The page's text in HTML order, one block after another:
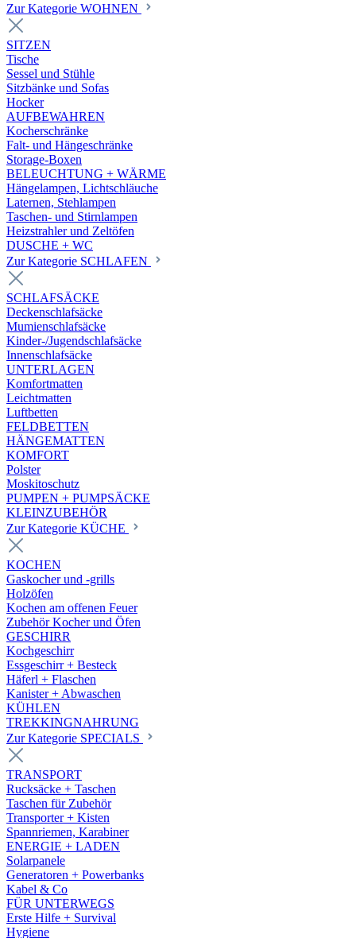
Zur Kategorie WOHNEN
SITZEN
Tische
Sessel und Stühle
Sitzbänke und Sofas
Hocker
AUFBEWAHREN
Kocherschränke
Falt- und Hängeschränke
Storage-Boxen
BELEUCHTUNG + WÄRME
Hängelampen, Lichtschläuche
Laternen, Stehlampen
Taschen- und Stirnlampen
Heizstrahler und Zeltöfen
DUSCHE + WC
Zur Kategorie SCHLAFEN
SCHLAFSÄCKE
Deckenschlafsäcke
Mumienschlafsäcke
Kinder-/Jugendschlafsäcke
Innenschlafsäcke
UNTERLAGEN
Komfortmatten
Leichtmatten
Luftbetten
FELDBETTEN
HÄNGEMATTEN
KOMFORT
Polster
Moskitoschutz
PUMPEN + PUMPSÄCKE
KLEINZUBEHÖR
Zur Kategorie KÜCHE
KOCHEN
Gaskocher und -grills
Holzöfen
Kochen am offenen Feuer
Zubehör Kocher und Öfen
GESCHIRR
Kochgeschirr
Essgeschirr + Besteck
Häferl + Flaschen
Kanister + Abwaschen
KÜHLEN
TREKKINGNAHRUNG
Zur Kategorie SPECIALS
TRANSPORT
Rucksäcke + Taschen
Taschen für Zubehör
Transporter + Kisten
Spannriemen, Karabiner
ENERGIE + LADEN
Solarpanele
Generatoren + Powerbanks
Kabel & Co
FÜR UNTERWEGS
Erste Hilfe + Survival
Hygiene